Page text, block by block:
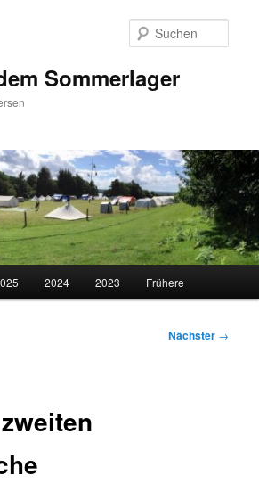
Sommerlager
2024 2023 Frühere
Nächster →